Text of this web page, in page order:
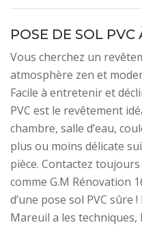
POSE DE SOL
Vous cherchez un
atmosphère zen et
Facile à entretenir et
PVC est le revêtement
chambre, salle d’eau,
plus ou moins délicate
pièce. Contactez
comme G.M Rénovation
d’une pose sol PVC sûre
Mareuil a les